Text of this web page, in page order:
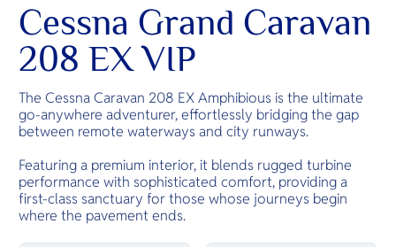
Cessna Grand Caravan
208 EX VIP
The Cessna Caravan 208 EX Amphibious is the ultimate
go-anywhere adventurer, effortlessly bridging the gap
between remote waterways and city runways.
Featuring a premium interior, it blends rugged turbine
performance with sophisticated comfort, providing a
first-class sanctuary for those whose journeys begin
where the pavement ends.